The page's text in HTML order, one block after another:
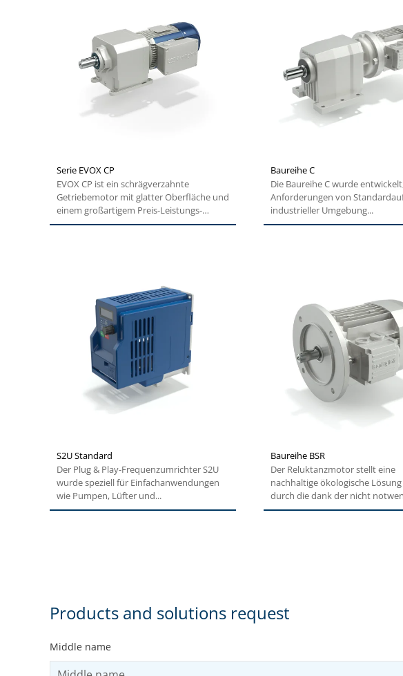
Serie EVOX CP
EVOX CP ist ein schrägverzahnte
Getriebemotor mit glatter Oberfläche und
einem großartigem Preis-Leistungs-
Verhältnis. Seine...
Baureihe C
Die Baureihe C wurde
Anforderungen von
industrieller Umgebung...
S2U Standard
Der Plug & Play-Frequenzumrichter S2U
wurde speziell für Einfachanwendungen
wie Pumpen, Lüfter und...
Baureihe BSR
Der Reluktanzmotor stellt eine
nachhaltige ökologische
durch die dank der nicht
Products and solutions request
Middle name